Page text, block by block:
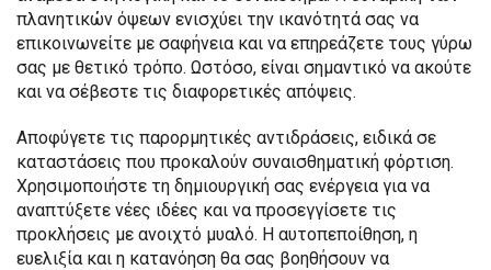
πλανητικών όψεων ενισχύει την ικανότητά σας να
επικοινωνείτε με σαφήνεια και να επηρεάζετε τους γύρω
σας με θετικό τρόπο. Ωστόσο, είναι σημαντικό να ακούτε
και να σέβεστε τις διαφορετικές απόψεις.
Αποφύγετε τις παρορμητικές αντιδράσεις, ειδικά σε
καταστάσεις που προκαλούν συναισθηματική φόρτιση.
Χρησιμοποιήστε τη δημιουργική σας ενέργεια για να
αναπτύξετε νέες ιδέες και να προσεγγίσετε τις
προκλήσεις με ανοιχτό μυαλό. Η αυτοπεποίθηση, η
ευελιξία και η κατανόηση θα σας βοηθήσουν να